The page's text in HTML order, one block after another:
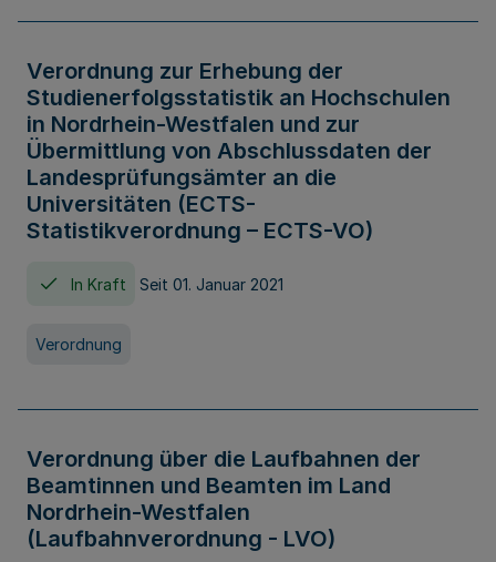
Verordnung zur Erhebung der
Studienerfolgsstatistik an Hochschulen
in Nordrhein-Westfalen und zur
Übermittlung von Abschlussdaten der
Landesprüfungsämter an die
Universitäten (ECTS-
Statistikverordnung – ECTS-VO)
In Kraft Seit 01. Januar 2021
Verordnung
Verordnung über die Laufbahnen der
Beamtinnen und Beamten im Land
Nordrhein-Westfalen
(Laufbahnverordnung - LVO)